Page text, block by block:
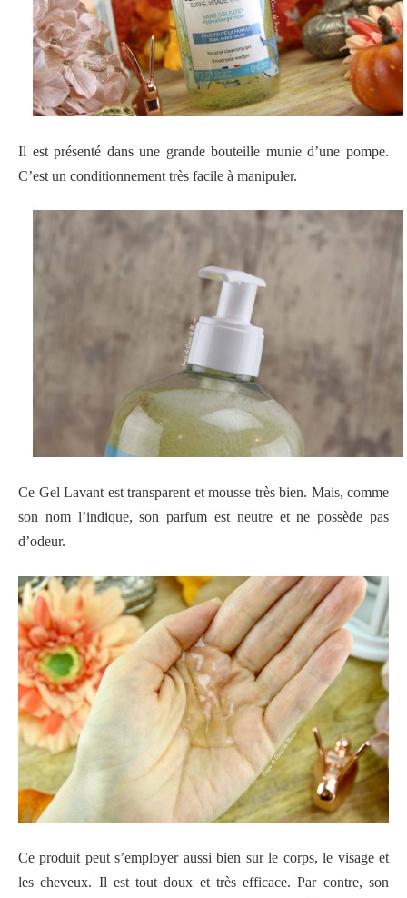
Il est présenté dans une grande bouteille munie d’une pompe.
C’est un conditionnement très facile à manipuler.
Ce Gel Lavant est transparent et mousse très bien. Mais, comme
son nom l’indique, son parfum est neutre et ne possède pas
d’odeur.
Ce produit peut s’employer aussi bien sur le corps, le visage et
les cheveux. Il est tout doux et très efficace. Par contre, son